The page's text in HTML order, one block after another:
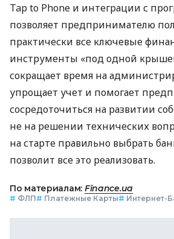
Tap to Phone и интеграции с
позволяет предпринимателю
практически все ключевые
инструменты «под одной
сокращает время на
упрощает учет и помогает
сосредоточиться на развитии
не на решении технических
на старте правильно выбрать
позволит все это реализовать.
По материалам: Finance.ua
# ФЛП# Платежные Карты# Интернет-